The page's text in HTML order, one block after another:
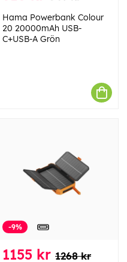
Hama Powerbank Colour
20 20000mAh USB-
C+USB-A Grön
-9%
1155 kr 1268 kr